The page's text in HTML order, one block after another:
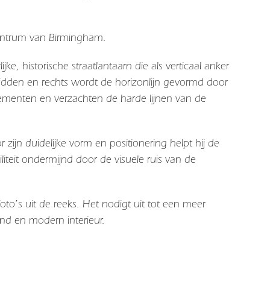
van Birmingham.
historische straatlantaarn die als verticaal anker
en rechts wordt de horizonlijn gevormd door
en verzachten de harde lijnen van de
zijn duidelijke vorm en positionering helpt hij de
ondermijnd door de visuele ruis van de
uit de reeks. Het nodigt uit tot een meer
en modern interieur.